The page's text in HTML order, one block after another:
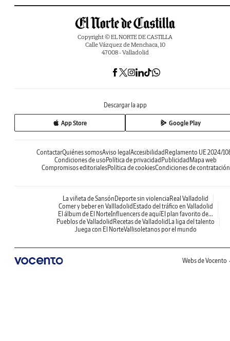
Copyright © EL NORTE DE CASTILLA
Calle Vázquez de Menchaca, 10
47008 - Valladolid
Descargar la app
App Store Google Play
ContactarQuiénes somosAviso legal Accesibilidad Reglamento UE 2024/
Condiciones de uso Política de privacidad Publicidad Mapa web
Compromisos editorialesPolítica de cookiesCondiciones de contratación
La viñeta de Sansón Deporte sin violencia Real Valladolid
Comer y beber en Vallladolid Estado del tráfico en Valladolid
El álbum de El NorteInfluencers de aquíEl plan favorito de...
Pueblos de Valladolid Recetas de Valladolid La liga del talento
Juega con El NorteVallisoletanos por el mundo
Webs de Vocento